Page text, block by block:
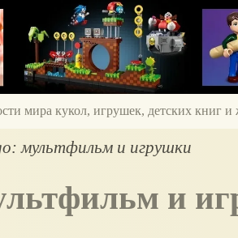
мира кукол, игрушек, детских книг
мультфильм и игрушки
и